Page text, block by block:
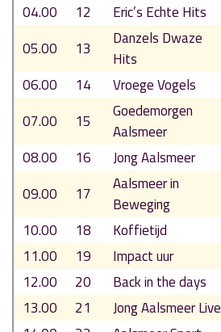
04.00
12
Eric’s Echte Hits
05.00
13
Danzels Dwaze
Hits
06.00
14
Vroege Vogels
07.00
15
Goedemorgen
Aalsmeer
08.00
16
Jong Aalsmeer
09.00
17
Aalsmeer in
Beweging
10.00
18
Koffietijd
11.00
19
Impact uur
12.00
20
Back in the days
13.00
21
Jong Aalsmeer Live